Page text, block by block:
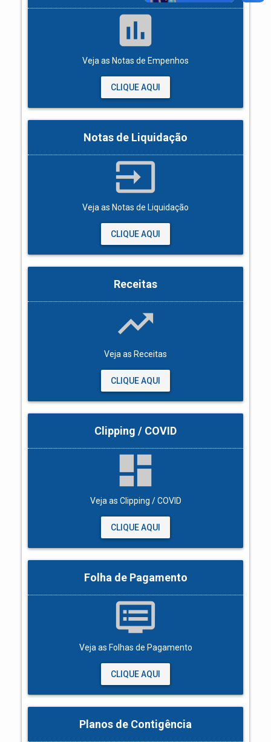
assessment
Veja as Notas de Empenhos
CLIQUE AQUI
Notas de Liquidação
input
Veja as Notas de Liquidação
CLIQUE AQUI
Receitas
trending_up
Veja as Receitas
CLIQUE AQUI
Clipping / COVID
dashboard
Veja as Clipping / COVID
CLIQUE AQUI
Folha de Pagamento
dvr
Veja as Folhas de Pagamento
CLIQUE AQUI
Planos de Contigência